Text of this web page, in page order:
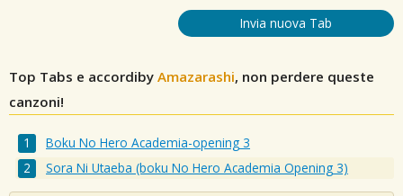
Invia nuova Tab
Top Tabs e accordiby Amazarashi, non perdere queste
canzoni!
Boku No Hero Academia-opening 3
Sora Ni Utaeba (boku No Hero Academia Opening 3)